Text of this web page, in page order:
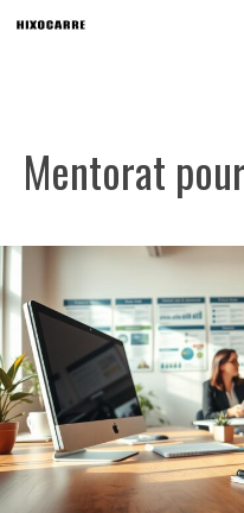
Aller
Mentorat